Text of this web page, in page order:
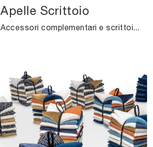
Apelle Scrittoio
Accessori complementari e scrittoi Midj: scopri come valorizzare i tuoi spazi design con il modello Apelle Scrittoio.